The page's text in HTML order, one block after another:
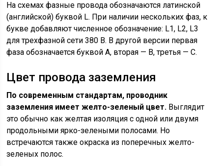
На схемах фазные провода обозначаются латинской
(английской) буквой L. При наличии нескольких фаз, к
букве добавляют численное обозначение: L1, L2, L3
для трехфазной сети 380 В. В другой версии первая
фаза обозначается буквой A, вторая — B, третья — C.
Цвет провода заземления
По современным стандартам, проводник
заземления имеет желто-зеленый цвет. Выглядит
это обычно как желтая изоляция с одной или двумя
продольными ярко-зелеными полосами. Но
встречаются также окраска из поперечных желто-
зеленых полос.